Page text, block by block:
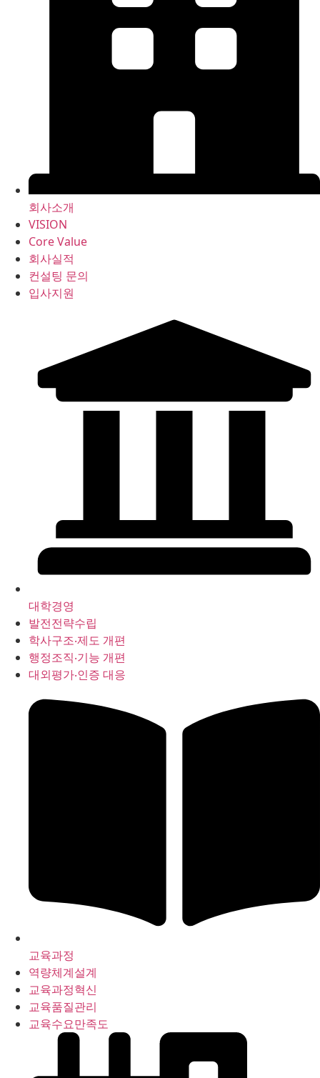
회사소개
VISION
Core Value
회사실적
컨설팅 문의
입사지원
대학경영
발전전략수립
학사구조‧제도 개편
행정조직‧기능 개편
대외평가‧인증 대응
교육과정
역량체계설계
교육과정혁신
교육품질관리
교육수요만족도